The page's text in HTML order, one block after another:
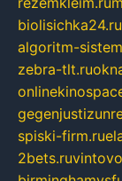
biolisichka24.ru
algoritm-
zebra-tlt.ru
spiski-firm.ru
2bets.ru